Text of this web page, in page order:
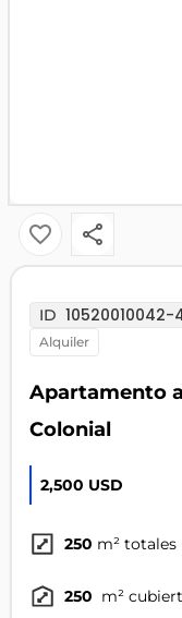
ID 10520010042-
alquiler
Apartamento
Colonial
2,500 USD
250 m² totales
250 m²